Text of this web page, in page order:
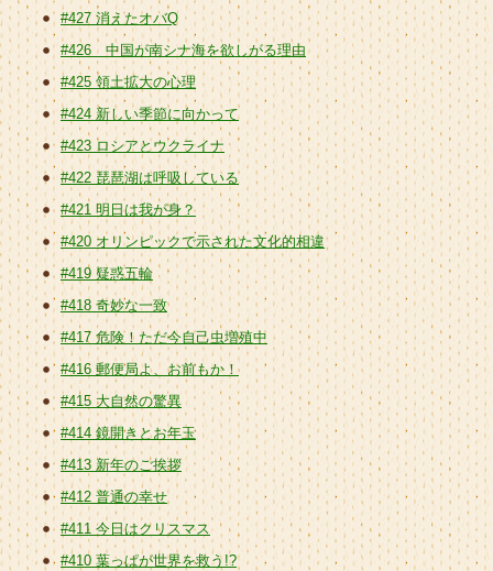
#427 消えたオバQ
#426 中国が南シナ海を欲しがる理由
#425 領土拡大の心理
#424 新しい季節に向かって
#423 ロシアとウクライナ
#422 琵琶湖は呼吸している
#421 明日は我が身？
#420 オリンピックで示された文化的相違
#419 疑惑五輪
#418 奇妙な一致
#417 危険！ただ今自己虫増殖中
#416 郵便局よ、お前もか！
#415 大自然の驚異
#414 鏡開きとお年玉
#413 新年のご挨拶
#412 普通の幸せ
#411 今日はクリスマス
#410 葉っぱが世界を救う!?